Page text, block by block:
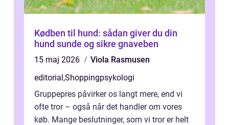
Kødben til hund: sådan giver du din
hund sunde og sikre gnaveben
15 maj 2026
Viola Rasmusen
editorial,Shoppingpsykologi
Gruppepres påvirker os langt mere, end vi
ofte tror – også når det handler om vores
køb. Mange beslutninger, som vi tror er helt